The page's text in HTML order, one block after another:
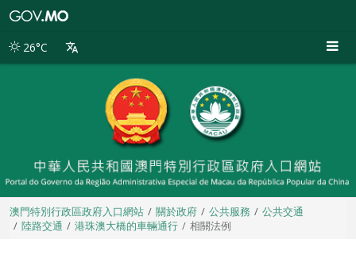
別
26°C
澳門特別行政區政府入口網站 關於政府 公共服務
公共交通
陸路交通
港珠澳大橋的車輛通行 相關法例